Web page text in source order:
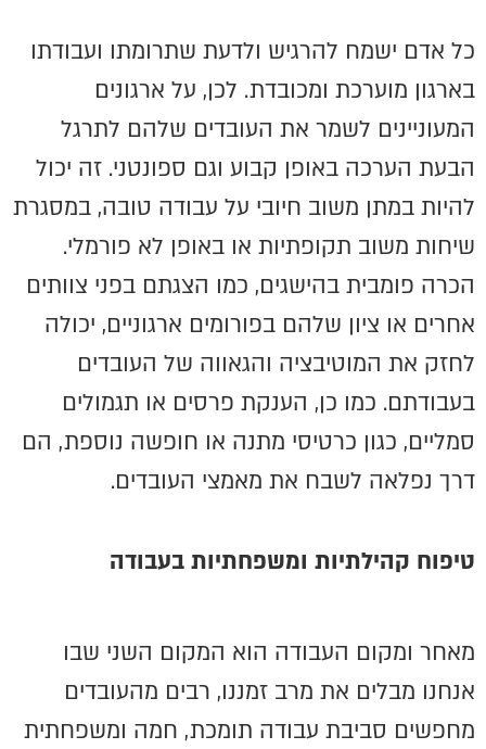
כל אדם ישמח להרגיש ולדעת שתרומתו ועבודתו
בארגון מוערכת ומכובדת. לכן, על ארגונים
המעוניינים לשמר את העובדים שלהם לתרגל
הבעת הערכה באופן קבוע וגם ספונטני. זה יכול
להיות במתן משוב חיובי על עבודה טובה, במסגרת
שיחות משוב תקופתיות או באופן לא פורמלי.
הכרה פומבית בהישגים, כמו הצגתם בפני צוותים
אחרים או ציון שלהם בפורומים ארגוניים, יכולה
לחזק את המוטיבציה והגאווה של העובדים
בעבודתם. כמו כן, הענקת פרסים או תגמולים
סמליים, כגון כרטיסי מתנה או חופשה נוספת, הם
דרך נפלאה לשבח את מאמצי העובדים.
טיפוח קהילתיות ומשפחתיות בעבודה
מאחר ומקום העבודה הוא המקום השני שבו
אנחנו מבלים את מרב זמננו, רבים מהעובדים
מחפשים סביבת עבודה תומכת, חמה ומשפחתית